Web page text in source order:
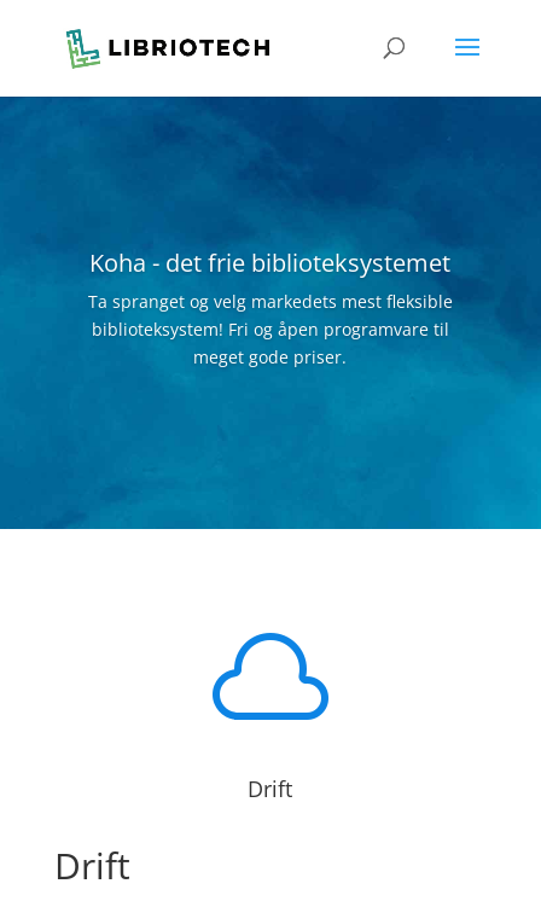
Koha - det frie biblioteksystemet
Ta spranget og velg markedets mest fleksible
biblioteksystem! Fri og åpen programvare til
meget gode priser.

Drift
Drift